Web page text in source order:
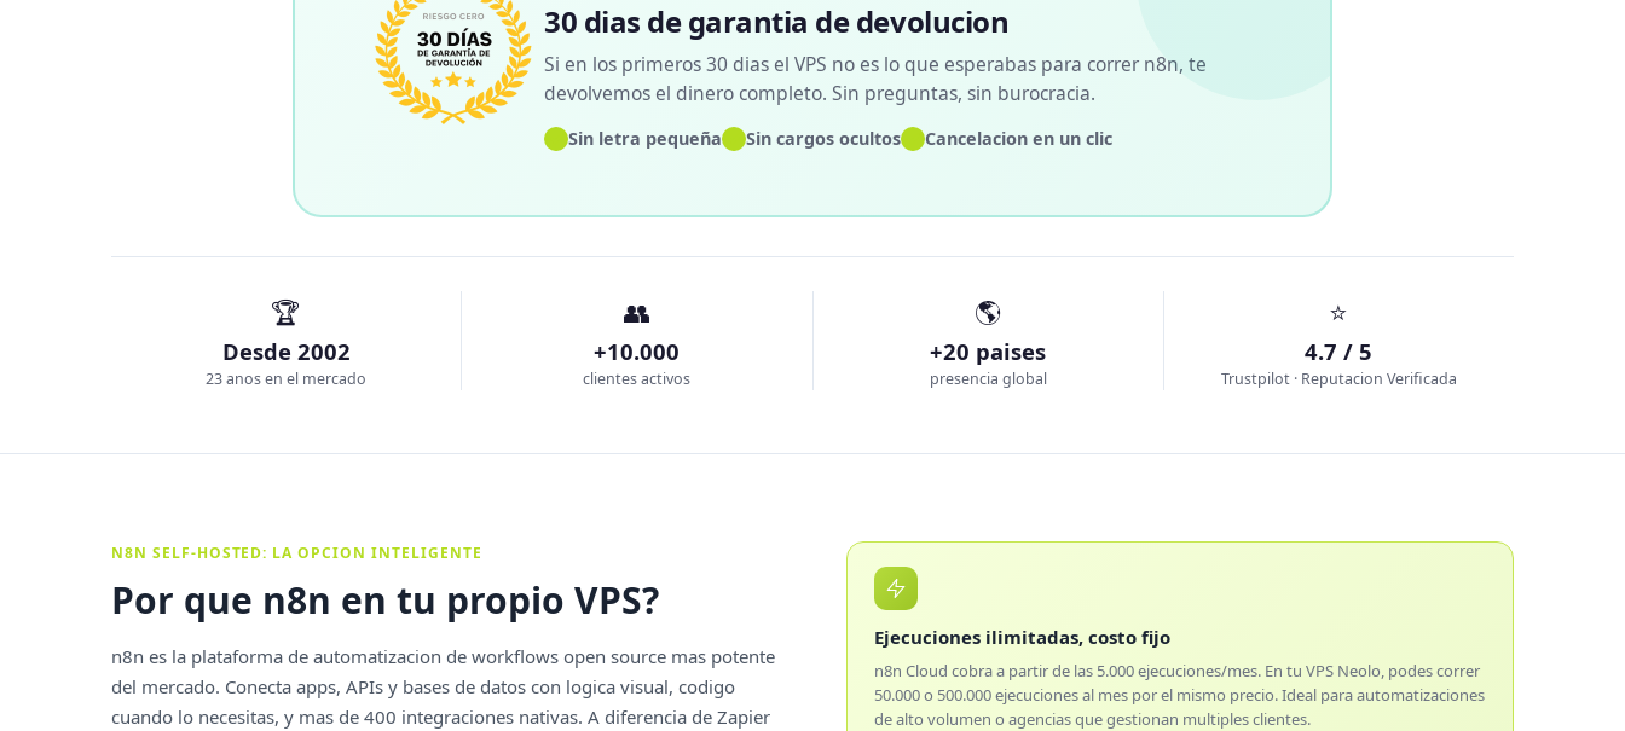
30 dias de garantia de devolucion
Si en los primeros 30 dias el VPS no es lo que esperabas para correr n8n, te
devolvemos el dinero completo. Sin preguntas, sin burocracia.
✓Sin letra pequeña ✓Sin cargos ocultos✓ Cancelacion en un clic
🏆
Desde 2002
23 anos en el mercado
👥
+10.000
clientes activos
🌎
+20 paises
presencia global
⭐
4.7 / 5
Trustpilot · Reputacion Verificada
N8N SELF-HOSTED: LA OPCION INTELIGENTE
Por que n8n en tu propio VPS?
n8n es la plataforma de automatizacion de workflows open source mas potente
del mercado. Conecta apps, APIs y bases de datos con logica visual, codigo
cuando lo necesitas, y mas de 400 integraciones nativas. A diferencia de Zapier
Ejecuciones ilimitadas, costo fijo
n8n Cloud cobra a partir de las 5.000 ejecuciones/mes. En tu VPS Neolo, podes correr
50.000 o 500.000 ejecuciones al mes por el mismo precio. Ideal para automatizaciones
de alto volumen o agencias que gestionan multiples clientes.